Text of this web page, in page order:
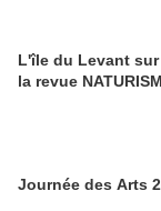
L'île du Levant
la revue
Journée des Arts